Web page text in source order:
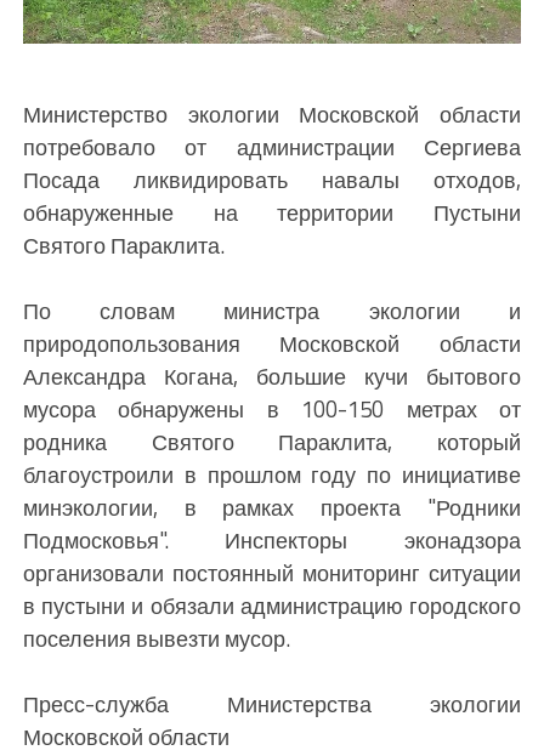
Министерство экологии Московской области
потребовало от администрации Сергиева
Посада ликвидировать навалы отходов,
обнаруженные на территории Пустыни
Святого Параклита.
По словам министра экологии и
природопользования Московской области
Александра Когана, большие кучи бытового
мусора обнаружены в 100-150 метрах от
родника Святого Параклита, который
благоустроили в прошлом году по инициативе
минэкологии, в рамках проекта "Родники
Подмосковья". Инспекторы эконадзора
организовали постоянный мониторинг ситуации
в пустыни и обязали администрацию городского
поселения вывезти мусор.
Пресс-служба Министерства экологии
Московской области